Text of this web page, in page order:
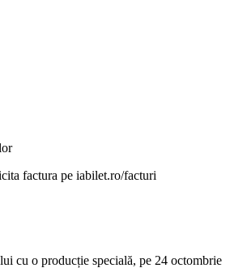
factura pe iabilet.ro/facturi
cu o producție specială, pe 24 octombrie